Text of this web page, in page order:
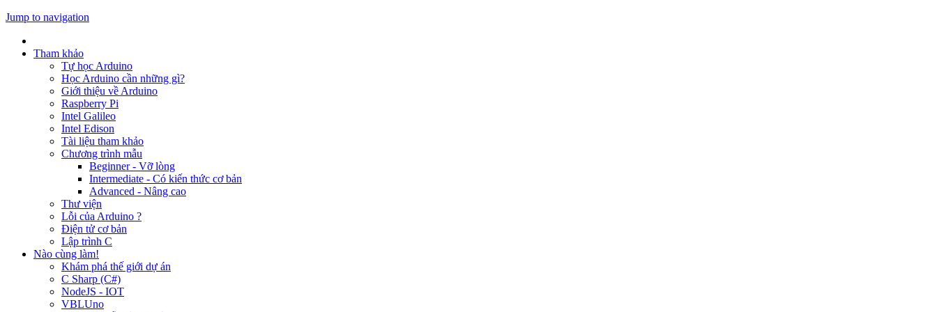
Jump to navigation
Tham khảo
Tự học Arduino
Học Arduino cần những gì?
Giới thiệu về Arduino
Raspberry Pi
Intel Galileo
Intel Edison
Tài liệu tham khảo
Chương trình mẫu
Beginner - Vỡ lòng
Intermediate - Có kiến thức cơ bản
Advanced - Nâng cao
Thư viện
Lỗi của Arduino ?
Điện tử cơ bản
Lập trình C
Nào cùng làm!
Khám phá thế giới dự án
C Sharp (C#)
NodeJS - IOT
VBLUno